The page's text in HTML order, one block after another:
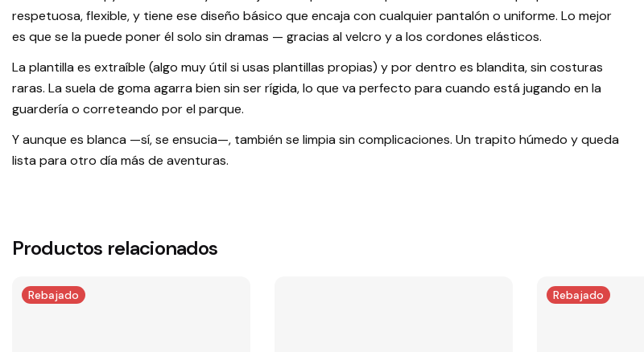
respetuosa, flexible, y tiene ese diseño básico que encaja con cualquier pantalón o uniforme. Lo mejor
es que se la puede poner él solo sin dramas — gracias al velcro y a los cordones elásticos.
La plantilla es extraíble (algo muy útil si usas plantillas propias) y por dentro es blandita, sin costuras
raras. La suela de goma agarra bien sin ser rígida, lo que va perfecto para cuando está jugando en la
guardería o correteando por el parque.
Y aunque es blanca —sí, se ensucia—, también se limpia sin complicaciones. Un trapito húmedo y queda
lista para otro día más de aventuras.
Productos relacionados
Rebajado Rebajado